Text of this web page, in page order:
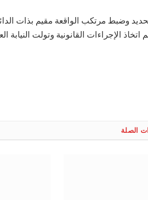
وضبط مرتكب الواقعة مقيم بذات
اتخاذ الإجراءات القانونية وتولت النيابة
الصلة